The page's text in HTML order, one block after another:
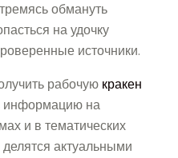
обмануть
на удочку
источники.
рабочую кракен
информацию на
и в тематических
актуальными